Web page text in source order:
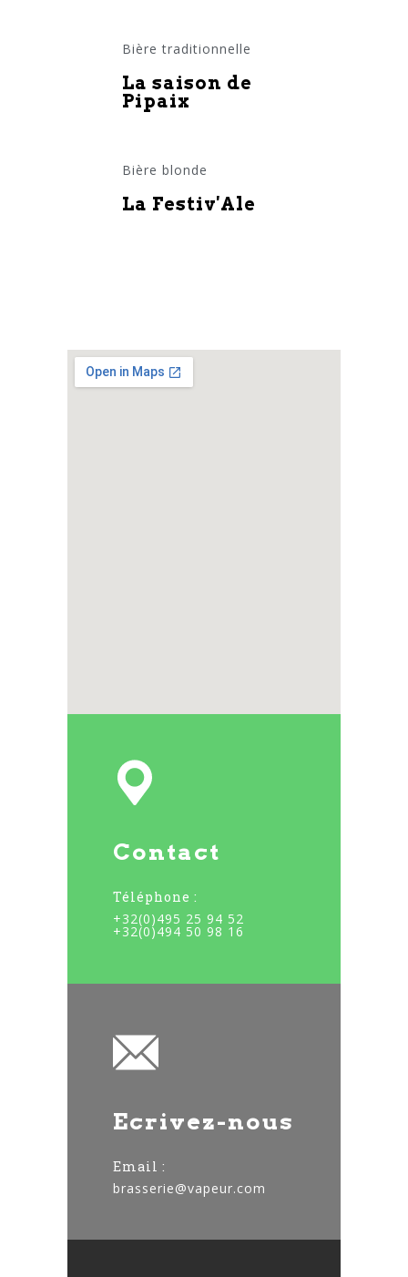
Bière traditionnelle
La saison de
Pipaix
Bière blonde
La Festiv'Ale
Contact
Téléphone :
+32(0)495 25 94 52
+32(0)494 50 98 16
Ecrivez-nous
Email :
brasserie@vapeur.com